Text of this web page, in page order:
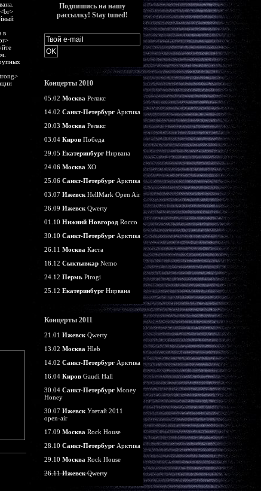
в
Подпишись на нашу
рассылку! Stay tuned!
Концерты 2010
05.02 Москва Релакс
14.02 Санкт-ПетербургАрктика
20.03 Москва Релакс
03.04 КировПобеда
29.05 ЕкатеринбургНирвана
24.06 Москва ХО
25.06 Санкт-ПетербургАрктика
03.07 ИжевскHellMark Open Air
26.09 ИжевскQwerty
01.10 Нижний НовгородRocco
30.10 Санкт-ПетербургАрктика
26.11 Москва Каста
18.12 СыктывкарNemo
24.12 ПермьPirogi
25.12 ЕкатеринбургНирвана
Концерты 2011
21.01 ИжевскQwerty
13.02 Москва Hleb
14.02 Санкт-ПетербургАрктика
16.04 КировGaudi Hall
30.04 Санкт-ПетербургMoney
Honey
30.07 ИжевскУлетай 2011
open-air
17.09 Москва Rock House
28.10 Санкт-ПетербургАрктика
29.10 Москва Rock House
26.11ИжевскQwerty